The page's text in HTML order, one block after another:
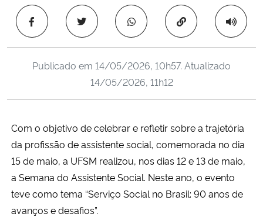
Ministério da Saúde
Ministério do Desenvolvimento Regional
Controladoria-Geral da União
Copiar para área
Publicado em 14/05/2026, 10h57. Atualizado
14/05/2026, 11h12
Com o objetivo de celebrar e refletir sobre a trajetória
da profissão de assistente social, comemorada no dia
15 de maio, a UFSM realizou, nos dias 12 e 13 de maio,
a Semana do Assistente Social. Neste ano, o evento
teve como tema “Serviço Social no Brasil: 90 anos de
avanços e desafios”.